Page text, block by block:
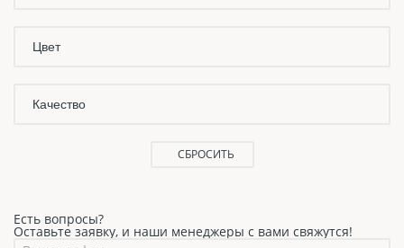
Цвет
Качество
СБРОСИТЬ
Есть вопросы?
Оставьте заявку, и наши менеджеры с вами свяжутся!